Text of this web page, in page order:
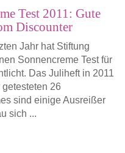
Test 2011: Gute
Discounter
Jahr hat Stiftung
Sonnencreme Test für
Das Juliheft in 2011
26
sind einige Ausreißer
sich ...